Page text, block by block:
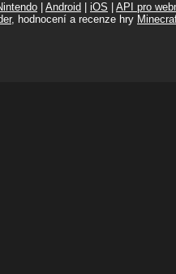
Android iOS
API pro
, hodnocení a recenze hry